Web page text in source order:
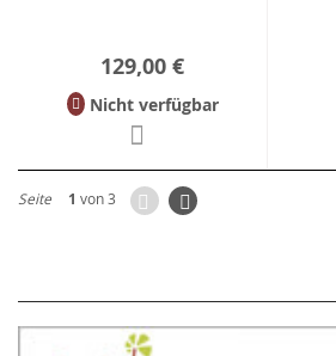
129,00 €
Nicht verfügbar
Seite 1 von 3 ZurückSeite
Weiter